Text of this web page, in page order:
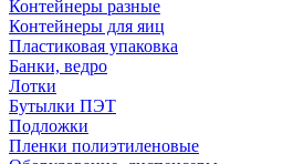
Контейнеры разные
Контейнеры для яиц
Пластиковая упаковка
Банки, ведро
Лотки
Бутылки ПЭТ
Подложки
Пленки полиэтиленовые